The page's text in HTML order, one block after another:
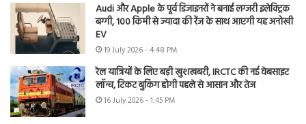
Audi और Apple के पूर्व डिजाइनरों ने बनाई लग्जरी इलेक्ट्रिक
बग्गी, 100 किमी से ज्यादा की रेंज के साथ आएगी यह अनोखी
EV
19 July 2026 - 4:48 PM
रेल यात्रियों के लिए बड़ी खुशखबरी, IRCTC की नई वेबसाइट
लॉन्च, टिकट बुकिंग होगी पहले से आसान और तेज
16 July 2026 - 1:45 PM